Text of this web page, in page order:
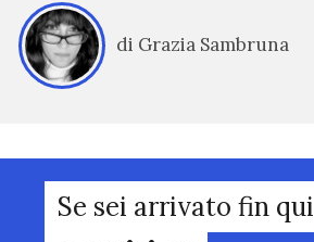
di Grazia Sambruna
Se sei arrivato fin qui